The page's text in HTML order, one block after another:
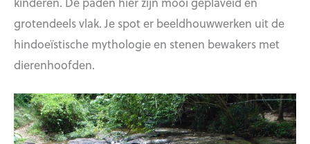
grotendeels vlak. Je spot er beeldhouwwerken uit de
hindoeïstische mythologie en stenen bewakers met
dierenhoofden.